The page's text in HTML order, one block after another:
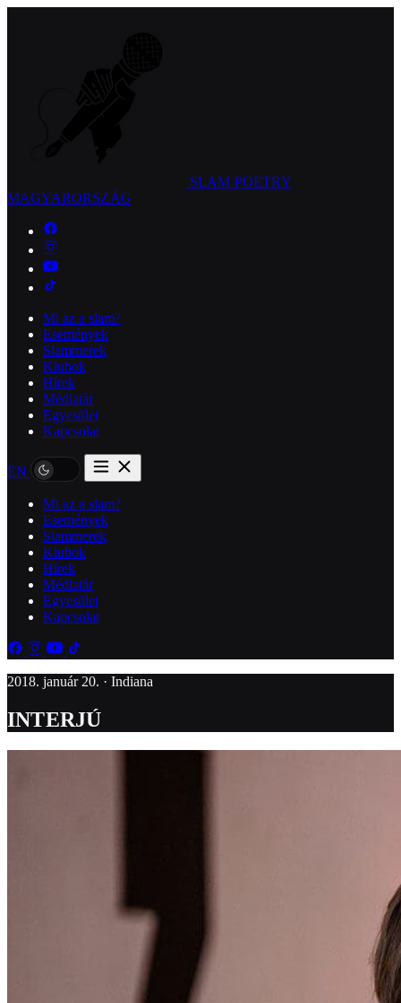
SLAM POETRY
MAGYARORSZÁG
Mi az a slam?
Események
Slammerek
Klubok
Hírek
Médiatár
Egyesület
Kapcsolat
EN
Mi az a slam?
Események
Slammerek
Klubok
Hírek
Médiatár
Egyesület
Kapcsolat
2018. január 20. · Indiana
INTERJÚ